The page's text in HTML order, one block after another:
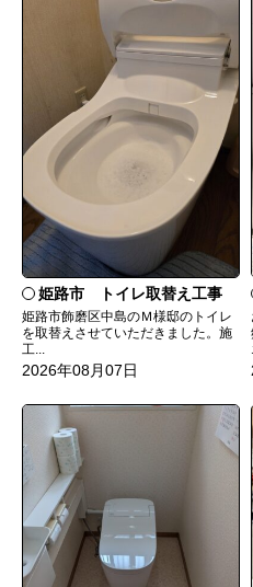
姫路市 トイレ取替え工事
姫路市飾磨区中島のＭ様邸のトイレ
を取替えさせていただきました。施
工...
2026年08月07日